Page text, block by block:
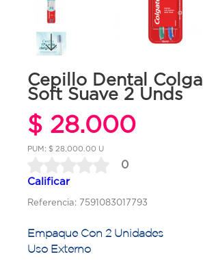
Cepillo Dental
Soft Suave 2 Unds
$ 28.000
PUM: $ 28,000.00 U
0
Calificar
Referencia: 7591083017793
Empaque Con 2 Unidades
Uso Externo